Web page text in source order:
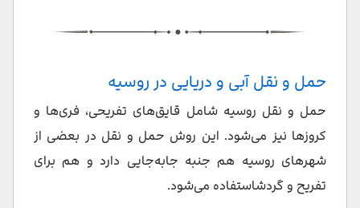
حمل و نقل آبی و دریایی در روسیه
حمل و نقل روسیه شامل قایق‌های تفریحی، فری‌ها و
کروزها نیز می‌شود. این روش حمل‌ و نقل در بعضی از
شهرهای روسیه هم جنبه جابه‌جایی دارد و هم برای
تفریح و گردشاستفاده می‌شود.